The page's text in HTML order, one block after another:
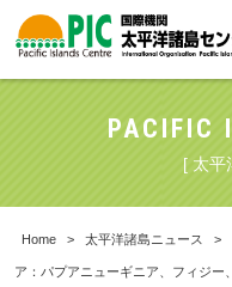
PACIFIC
[ 太平
Home > 太平洋諸島ニュース >
ア：パプアニューギニア、フィジー